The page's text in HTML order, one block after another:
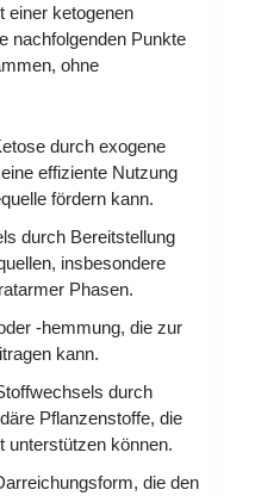
einer ketogenen
nachfolgenden Punkte
ohne
durch exogene
effiziente Nutzung
fördern kann.
durch Bereitstellung
insbesondere
Phasen.
-hemmung, die zur
kann.
durch
Pflanzenstoffe, die
unterstützen können.
die den